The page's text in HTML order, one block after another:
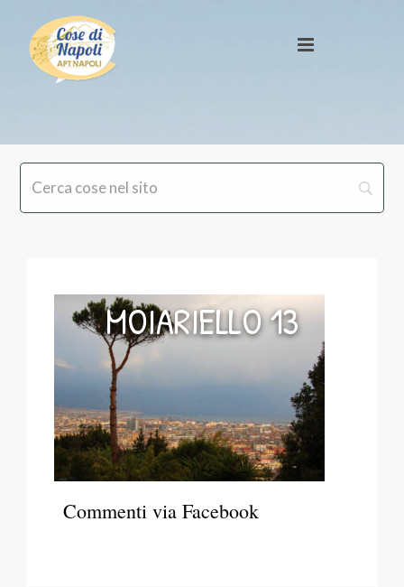
MOIARIELLO 13
Commenti via Facebook